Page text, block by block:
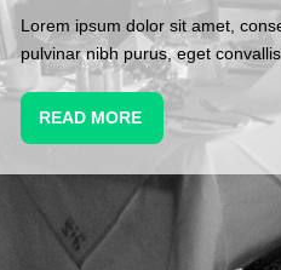
Lorem ipsum dolor sit amet,
pulvinar nibh purus, eget
READ MORE